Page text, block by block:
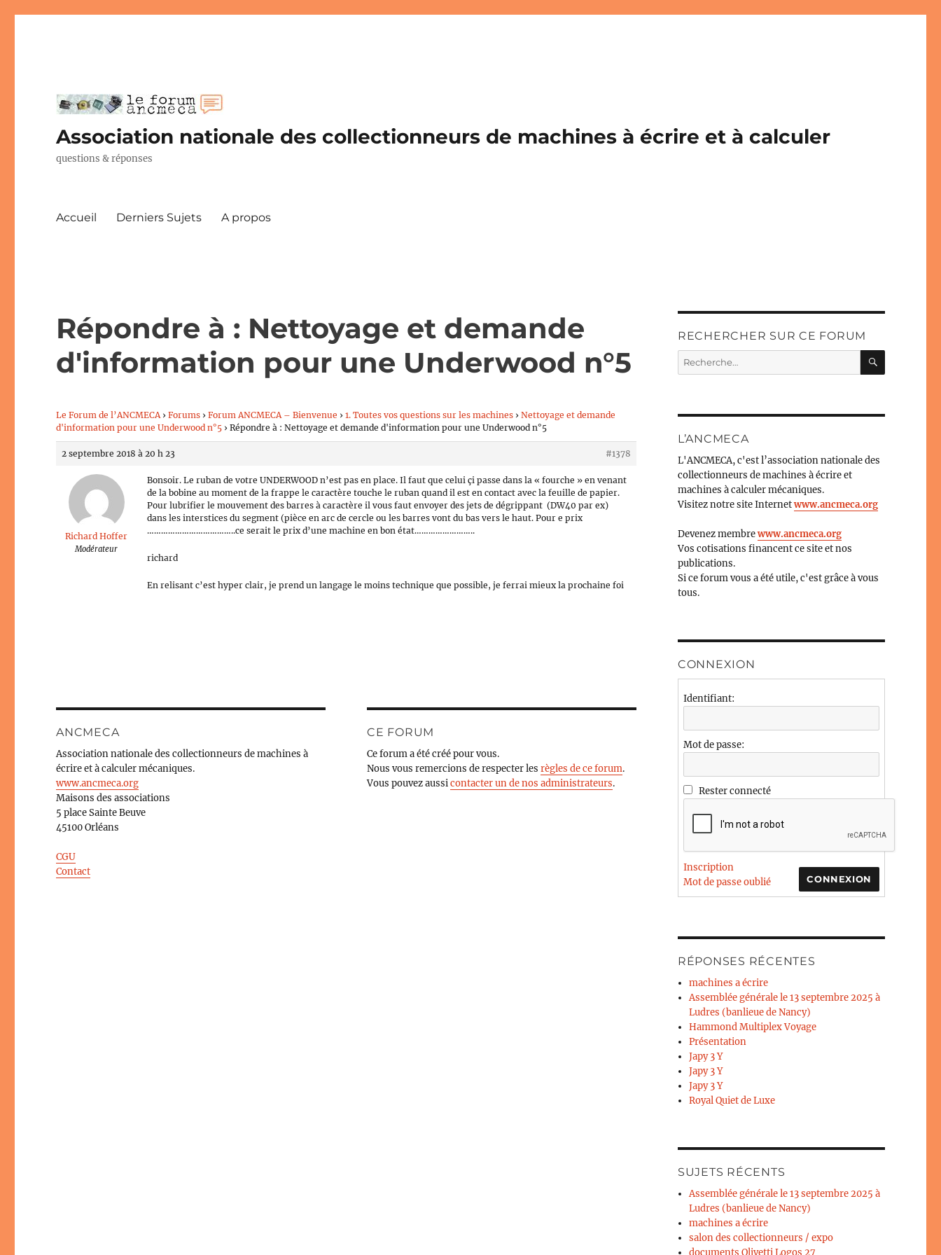
Association nationale des collectionneurs de machines à écrire et à calculer
questions & réponses
Accueil Derniers Sujets A propos
Répondre à : Nettoyage et demande
d'information pour une Underwood n°5
Le Forum de l’ANCMECA › Forums › Forum ANCMECA – Bienvenue › 1. Toutes vos questions sur les machines › Nettoyage et demande
d'information pour une Underwood n°5 › Répondre à : Nettoyage et demande d'information pour une Underwood n°5
2 septembre 2018 à 20 h 23 #1378
Richard Hoffer
Modérateur
Bonsoir. Le ruban de votre UNDERWOOD n’est pas en place. Il faut que celui çi passe dans la « fourche » en venant
de la bobine au moment de la frappe le caractère touche le ruban quand il est en contact avec la feuille de papier.
Pour lubrifier le mouvement des barres à caractère il vous faut envoyer des jets de dégrippant (DW40 par ex)
dans les interstices du segment (pièce en arc de cercle ou les barres vont du bas vers le haut. Pour e prix
………………………………..ce serait le prix d’une machine en bon état……………………..
richard
En relisant c’est hyper clair, je prend un langage le moins technique que possible, je ferrai mieux la prochaine foi
ANCMECA
Association nationale des collectionneurs de machines à
écrire et à calculer mécaniques.
www.ancmeca.org
Maisons des associations
5 place Sainte Beuve
45100 Orléans
CGU
Contact
CE FORUM
Ce forum a été créé pour vous.
Nous vous remercions de respecter lesrègles de ce forum.
Vous pouvez aussicontacter un de nos administrateurs.
RECHERCHER SUR CE FORUM
Recherche
pour :
L’ANCMECA
L'ANCMECA, c'est l’association nationale des
collectionneurs de machines à écrire et
machines à calculer mécaniques.
Visitez notre site Internetwww.ancmeca.org
Devenez membrewww.ancmeca.org
Vos cotisations financent ce site et nos
publications.
Si ce forum vous a été utile, c'est grâce à vous
tous.
CONNEXION
Identifiant:
Mot de passe:
Rester connecté
CONNEXION
Inscription
Mot de passe oublié
RÉPONSES RÉCENTES
machines a écrire
Assemblée générale le 13 septembre 2025 à
Ludres (banlieue de Nancy)
Hammond Multiplex Voyage
Présentation
Japy 3 Y
Japy 3 Y
Japy 3 Y
Royal Quiet de Luxe
SUJETS RÉCENTS
Assemblée générale le 13 septembre 2025 à
Ludres (banlieue de Nancy)
machines a écrire
salon des collectionneurs / expo
documents Olivetti Logos 27